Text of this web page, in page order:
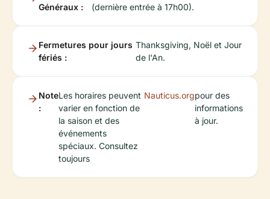
Généraux :
(dernière entrée à 17h00).
Fermetures pour jours
fériés :
Thanksgiving, Noël et Jour
de l'An.
Note
:
Les horaires peuvent
varier en fonction de
la saison et des
événements
spéciaux. Consultez
toujours
Nauticus.orgpour des
informations
à jour.